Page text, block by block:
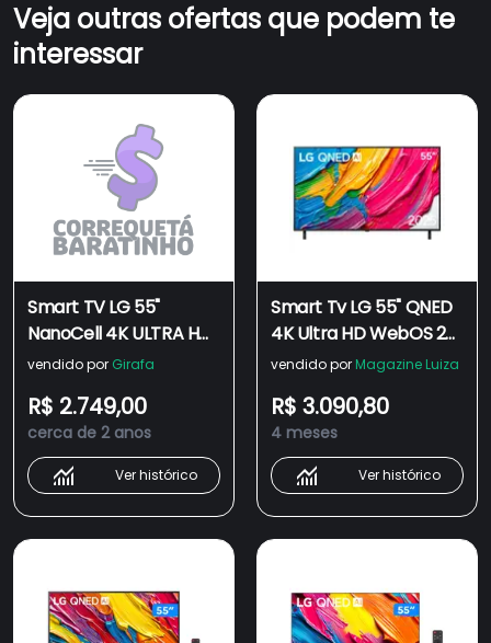
Veja outras ofertas que podem te
interessar
Smart TV LG 55"
NanoCell 4K ULTRA HD
webOS 23 ThinQ AI
vendido por Girafa
R$ 2.749,00
cerca de 2 anos
Ver histórico
Smart Tv LG 55" QNED
4K Ultra HD WebOS 25
AI Magic Alexa Bivolt
vendido por Magazine Luiza
R$ 3.090,80
4 meses
Ver histórico